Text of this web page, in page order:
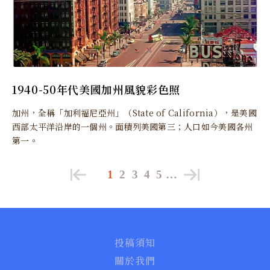
1940-50年代美國加州風貌彩色照
加州，全稱「加利福尼亞州」（State of California），是美國
西部太平洋沿岸的一個州。面積列美國第三；人口如今美國各州
第一。
1 2 3 4 5 …
投稿須知
關於我們